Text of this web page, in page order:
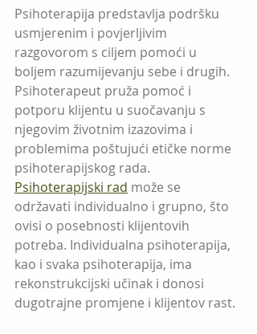
Psihoterapija predstavlja podršku
usmjerenim i povjerljivim
razgovorom s ciljem pomoći u
boljem razumijevanju sebe i drugih.
Psihoterapeut pruža pomoć i
potporu klijentu u suočavanju s
njegovim životnim izazovima i
problemima poštujući etičke norme
psihoterapijskog rada.
Psihoterapijski rad može se
održavati individualno i grupno, što
ovisi o posebnosti klijentovih
potreba. Individualna psihoterapija,
kao i svaka psihoterapija, ima
rekonstrukcijski učinak i donosi
dugotrajne promjene i klijentov rast.